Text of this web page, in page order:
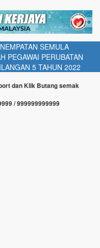
SEMULA
PEGAWAI PERUBATAN
5 TAHUN 2022
dan Klik Butang semak
/ 999999999999